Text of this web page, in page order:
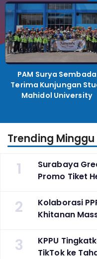
PAM Surya Sembada
Terima Kunjungan
Mahidol University
Trending Minggu
1
Surabaya
Promo Tiket
2
Kolaborasi
Khitanan
3
KPPU
TikTok ke